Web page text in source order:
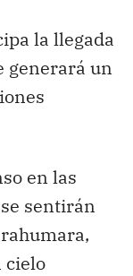
la llegada
generará un
en las
sentirán
cielo